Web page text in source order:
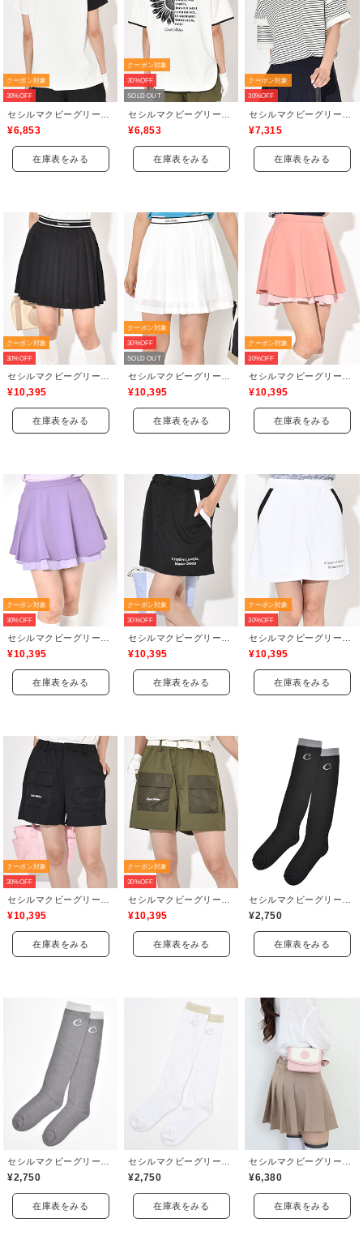
クーポン対象
30%OFF
¥6,853
在庫表をみる
クーポン対象
30%OFF
SOLD OUT
¥6,853
在庫表をみる
クーポン対象
30%OFF
¥7,315
在庫表をみる
クーポン対象
30%OFF
¥10,395
在庫表をみる
クーポン対象
30%OFF
SOLD OUT
¥10,395
在庫表をみる
クーポン対象
30%OFF
¥10,395
在庫表をみる
クーポン対象
30%OFF
¥10,395
在庫表をみる
クーポン対象
30%OFF
¥10,395
在庫表をみる
クーポン対象
30%OFF
¥10,395
在庫表をみる
クーポン対象
30%OFF
¥10,395
在庫表をみる
クーポン対象
30%OFF
¥10,395
在庫表をみる
¥2,750
在庫表をみる
セシルマクビーグリーン(CECIL McBEE green)
¥2,750
在庫表をみる
セシルマクビーグリーン(CECIL McBEE green)
¥2,750
在庫表をみる
セシルマクビーグリーン(CECIL McBEE green)
¥6,380
在庫表をみる